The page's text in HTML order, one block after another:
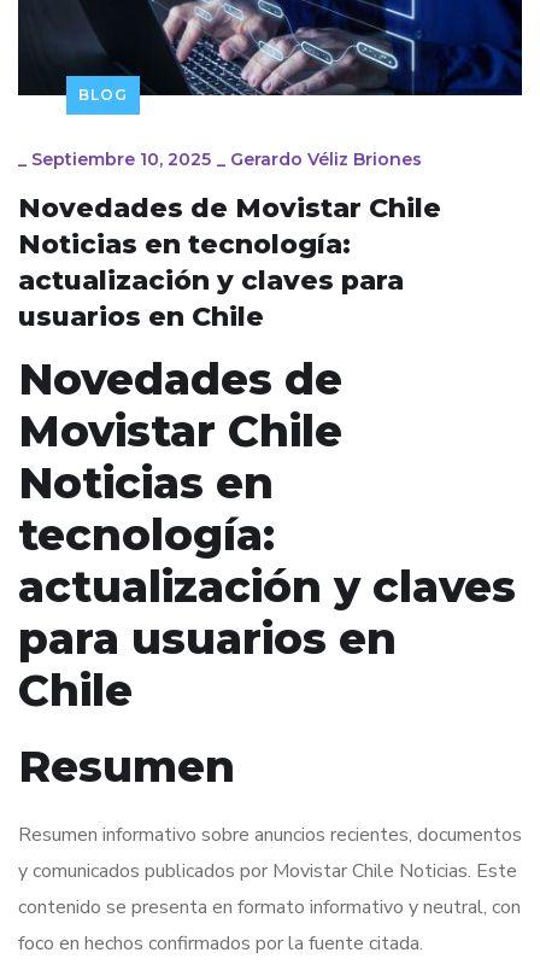
BLOG
_ Septiembre 10, 2025 _ Gerardo Véliz Briones
Novedades de Movistar Chile
Noticias en tecnología:
actualización y claves para
usuarios en Chile
Novedades de
Movistar Chile
Noticias en
tecnología:
actualización y claves
para usuarios en
Chile
Resumen
Resumen informativo sobre anuncios recientes, documentos
y comunicados publicados por Movistar Chile Noticias. Este
contenido se presenta en formato informativo y neutral, con
foco en hechos confirmados por la fuente citada.